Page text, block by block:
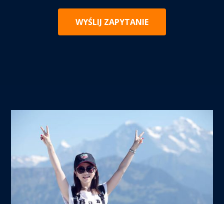
WYŚLIJ ZAPYTANIE